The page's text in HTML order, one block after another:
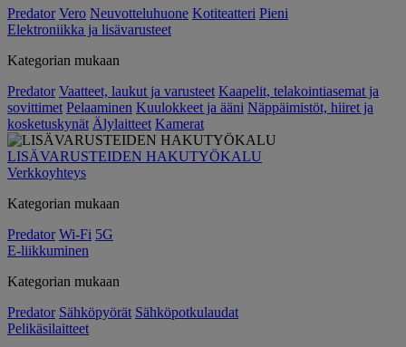
Predator Vero Neuvotteluhuone Kotiteatteri Pieni
Elektroniikka ja lisävarusteet
Kategorian mukaan
Predator Vaatteet, laukut ja varusteet Kaapelit, telakointiasemat ja
sovittimet Pelaaminen Kuulokkeet ja ääni Näppäimistöt, hiiret ja
kosketuskynät Älylaitteet Kamerat
LISÄVARUSTEIDEN HAKUTYÖKALU
Verkkoyhteys
Kategorian mukaan
Predator Wi-Fi 5G
E-liikkuminen
Kategorian mukaan
Predator Sähköpyörät Sähköpotkulaudat
Pelikäsilaitteet